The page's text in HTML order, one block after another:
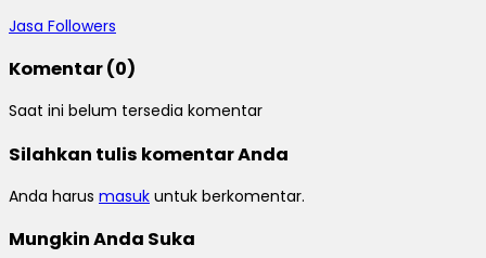
Jasa Followers
Komentar (0)
Saat ini belum tersedia komentar
Silahkan tulis komentar Anda
Anda harus masuk untuk berkomentar.
Mungkin Anda Suka